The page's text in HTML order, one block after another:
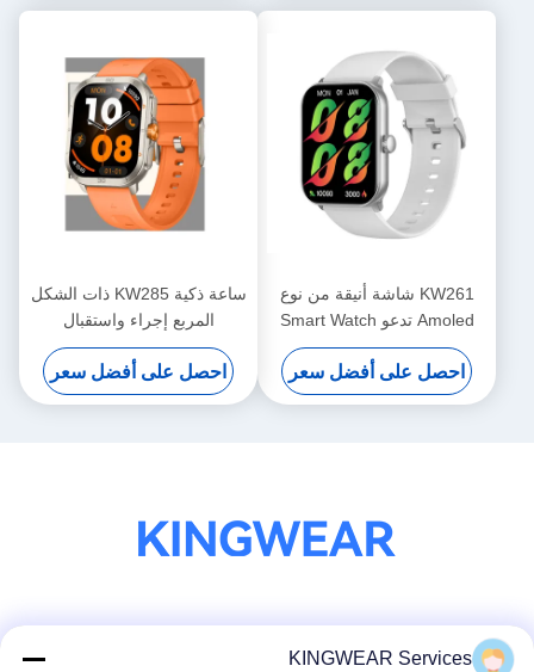
KW261 شاشة أنيقة من نوع
Amoled تدعو Smart Watch
1.78 بوصة من نوع Amoled
Smartwatch
احصل على أفضل سعر
ساعة ذكية KW285 ذات الشكل
المربع إجراء واستقبال
المكالمات مع وظيفة Bluetooth
ومراقبة معدل ضربات القلب
الديناميكية
احصل على أفضل سعر
KINGWEAR Services